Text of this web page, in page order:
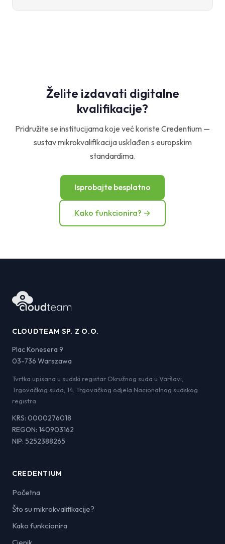
Želite izdavati digitalne
kvalifikacije?
Pridružite se institucijama koje već koriste Credentium —
sustav mikrokvalifikacija usklađen s europskim
standardima.
Isprobajte besplatno
Kako funkcionira? →
CLOUDTEAM SP. Z O.O.
Plac Konesera 9
03-736 Warszawa
Tvrtka upisana u sudski registar Okružnog suda u Varšavi,
Trgovačkog suda, 14. Trgovačkog odjela Nacionalnog sudskog
registra
KRS: 0000276018
REGON: 140903162
NIP: 5252388265
CREDENTIUM
Početna
Što su mikrokvalifikacije?
Kako funkcionira